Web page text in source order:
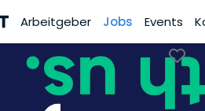
Arbeitgeber Jobs Events